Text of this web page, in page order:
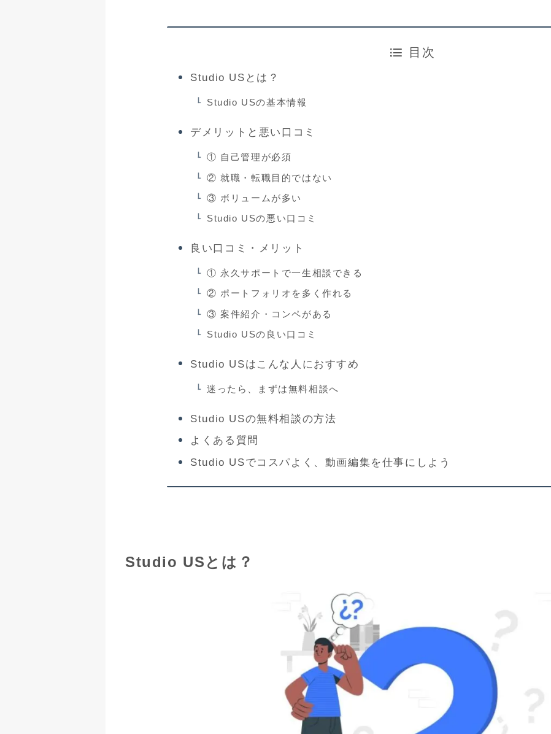
目次
Studio USとは？
Studio USの基本情報
デメリットと悪い口コミ
① 自己管理が必須
② 就職・転職目的ではない
③ ボリュームが多い
Studio USの悪い口コミ
良い口コミ・メリット
① 永久サポートで一生相談できる
② ポートフォリオを多く作れる
③ 案件紹介・コンペがある
Studio USの良い口コミ
Studio USはこんな人におすすめ
迷ったら、まずは無料相談へ
Studio USの無料相談の方法
よくある質問
Studio USでコスパよく、動画編集を仕事にしよう
Studio USとは？